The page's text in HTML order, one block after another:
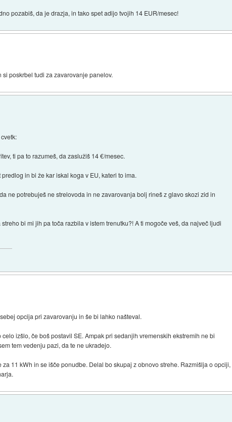
pozabiš, da je drazja, in tako spet adijo tvojih 14 EUR/mesec!
poskrbel tudi za zavarovanje panelov.
ti pa to razumeš, da zaslužiš 14 €/mesec.
in bi že kar iskal koga v EU, kateri to ima.
ne potrebuješ ne strelovoda in ne zavarovanja bolj rineš z glavo skozi zid in
bi mi jih pa toča razbila v istem trenutku?! A ti mogoče veš, da največ ljudi
opcija pri zavarovanju in še bi lahko našteval.
izšlo, če boš postavil SE. Ampak pri sedanjih vremenskih ekstremih ne bi
tem vedenju pazi, da te ne ukradejo.
11 kWh in se išče ponudbe. Delal bo skupaj z obnovo strehe. Razmišlja o opciji,